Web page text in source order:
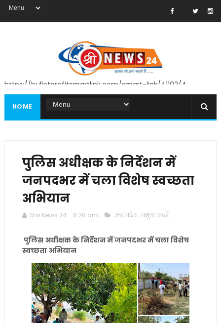
https://bulletprofitsmartlink.com/smart-link/41102/4
HOME
पुलिस अधीक्षक के निर्देशन में
जनपदभर में चला विशेष स्वच्छता
अभियान
Shri News 24 8:28 am उत्तर प्रदेश, प्रमुख खबरें
पुलिस अधीक्षक के निर्देशन में जनपदभर में चला विशेष
स्वच्छता अभियान